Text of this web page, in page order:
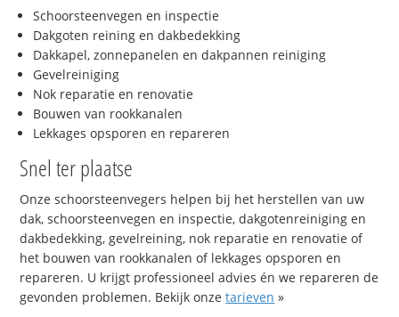
Schoorsteenvegen en inspectie
Dakgoten reining en dakbedekking
Dakkapel, zonnepanelen en dakpannen reiniging
Gevelreiniging
Nok reparatie en renovatie
Bouwen van rookkanalen
Lekkages opsporen en repareren
Snel ter plaatse
Onze schoorsteenvegers helpen bij het herstellen van uw
dak, schoorsteenvegen en inspectie, dakgotenreiniging en
dakbedekking, gevelreining, nok reparatie en renovatie of
het bouwen van rookkanalen of lekkages opsporen en
repareren. U krijgt professioneel advies én we repareren de
gevonden problemen. Bekijk onzetarieven »